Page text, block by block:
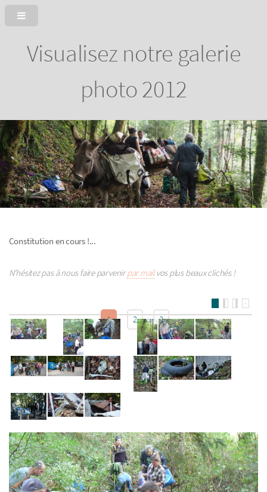
Visualisez notre galerie
photo 2012
Constitution en cours !...
N’hésitez pas à nous faire parvenirpar mailvos plus beaux clichés !
>
1 2 3